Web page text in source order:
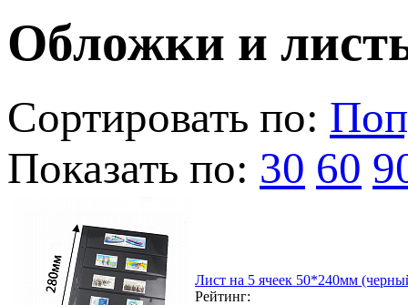
Обложки и
Сортировать по:
Показать по: 30 60
Лист на 5 ячеек 50*240мм
Рейтинг: